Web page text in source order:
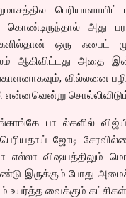
அது
ஒரு ஃபைட்
ஆகிவிட்டது அதை
வில்லனை
என்னவென்று
பாடல்களில்
ஜோடி
விஷயத்திலும்
இருக்கும் போது
உயர்த்த வைக்கும் கட்சிகள்